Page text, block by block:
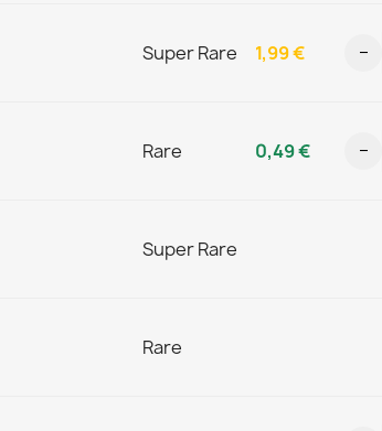
Super Rare 1,99 € −
Rare 0,49 € −
Super Rare
Rare